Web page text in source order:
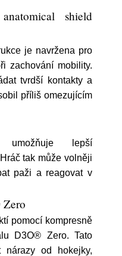
shield
je navržena pro
zachování mobility.
tvrdší kontakty a
příliš omezujícím
umožňuje lepší
tak může volněji
paži a reagovat v
pomocí kompresně
D3O® Zero. Tato
nárazy od hokejky,